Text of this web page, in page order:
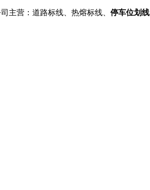
主营：道路标线、热熔标线、 停车位划线